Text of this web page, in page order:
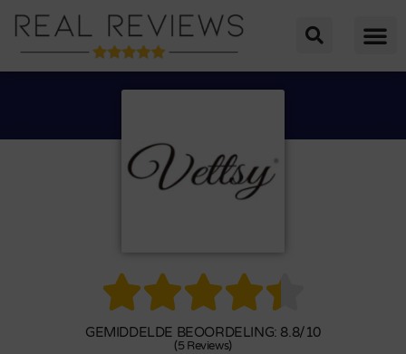

GEMIDDELDE BEOORDELING: 8.8/10
(5 Reviews)